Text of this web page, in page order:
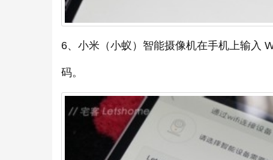
6、小米（小蚁）智能摄像机在手机上输入
码。